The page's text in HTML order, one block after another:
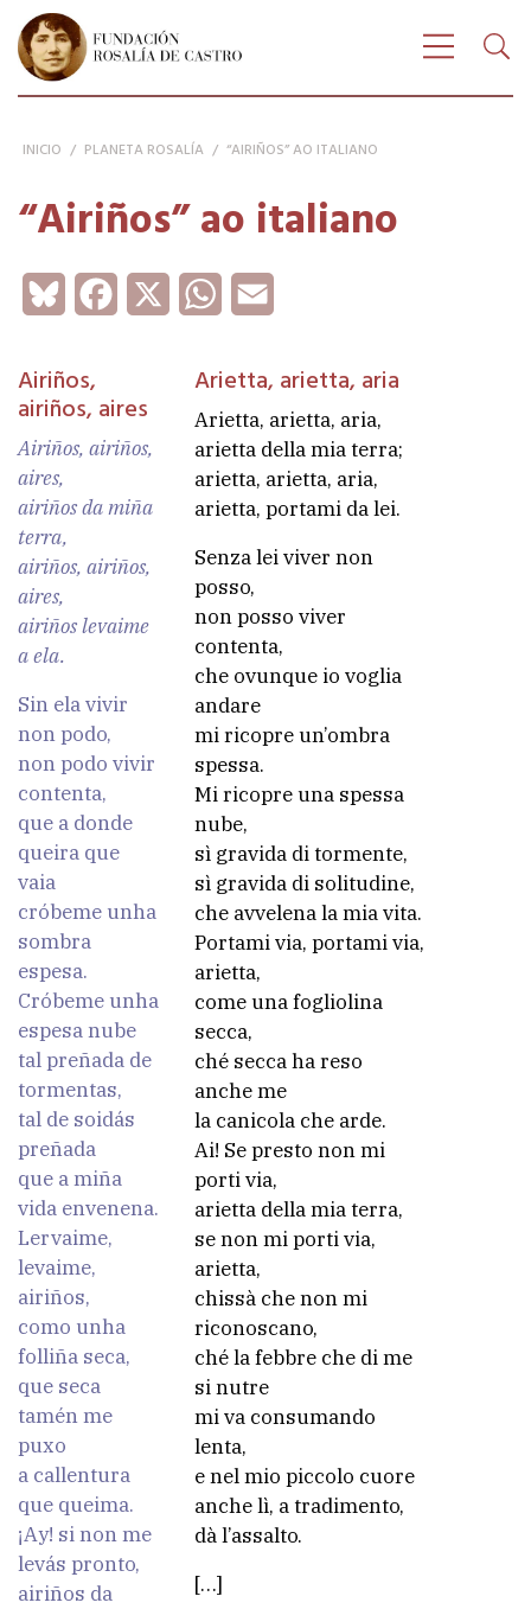
FUNDACIÓN ROSALÍA DE CASTRO
Buscar:
INICIO / PLANETA ROSALÍA / “AIRIÑOS” AO ITALIANO
“Airiños” ao italiano
Bluesky Facebook WhatsApp
Airiños,
airiños, aires
Airiños, airiños,
aires,
airiños da miña
terra,
airiños, airiños,
aires,
airiños levaime
a ela.
Sin ela vivir
non podo,
non podo vivir
contenta,
que a donde
queira que
vaia
cróbeme unha
sombra
espesa.
Cróbeme unha
espesa nube
tal preñada de
tormentas,
tal de soidás
preñada
que a miña
vida envenena.
Lervaime,
levaime,
airiños,
como unha
folliña seca,
que seca
tamén me
puxo
a callentura
que queima.
¡Ay! si non me
levás pronto,
airiños da
Arietta, arietta, aria
Arietta, arietta, aria,
arietta della mia terra;
arietta, arietta, aria,
arietta, portami da lei.
Senza lei viver non
posso,
non posso viver
contenta,
che ovunque io voglia
andare
mi ricopre un’ombra
spessa.
Mi ricopre una spessa
nube,
sì gravida di tormente,
sì gravida di solitudine,
che avvelena la mia vita.
Portami via, portami via,
arietta,
come una fogliolina
secca,
ché secca ha reso
anche me
la canicola che arde.
Ai! Se presto non mi
porti via,
arietta della mia terra,
se non mi porti via,
arietta,
chissà che non mi
riconoscano,
ché la febbre che di me
si nutre
mi va consumando
lenta,
e nel mio piccolo cuore
anche lì, a tradimento,
dà l’assalto.
[…]